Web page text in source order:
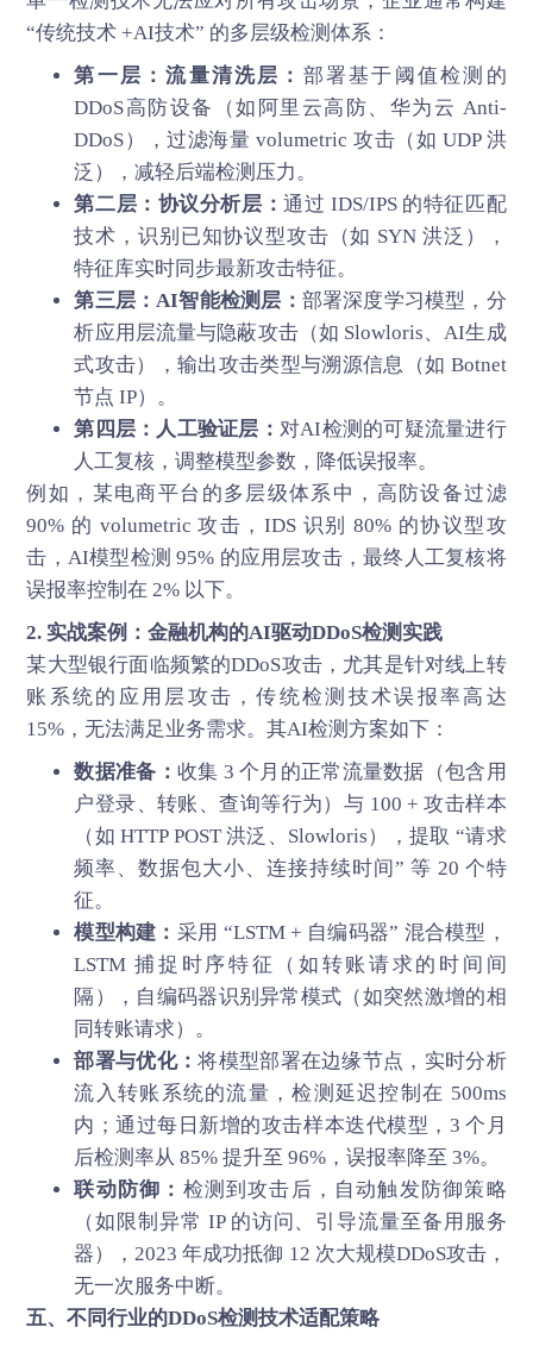
“传统技术 +AI技术” 的多层级检测体系：
第一层：流量清洗层： 部署基于阈值检测的
DDoS高防设备（如阿里云高防、华为云 Anti-
DDoS），过滤海量 volumetric 攻击（如 UDP 洪
泛），减轻后端检测压力。
第二层：协议分析层：通过 IDS/IPS 的特征匹配
技术，识别已知协议型攻击（如 SYN 洪泛），
特征库实时同步最新攻击特征。
第三层：AI智能检测层： 部署深度学习模型，分
析应用层流量与隐蔽攻击（如 Slowloris、AI生成
式攻击），输出攻击类型与溯源信息（如 Botnet
节点 IP）。
第四层：人工验证层： 对AI检测的可疑流量进行
人工复核，调整模型参数，降低误报率。
例如，某电商平台的多层级体系中，高防设备过滤
90% 的 volumetric 攻击，IDS 识别 80% 的协议型攻
击，AI模型检测 95% 的应用层攻击，最终人工复核将
误报率控制在 2% 以下。
2. 实战案例：金融机构的AI驱动DDoS检测实践
某大型银行面临频繁的DDoS攻击 ，尤其是针对线上转
账系统的应用层攻击，传统检测技术误报率高达
15%，无法满足业务需求。其AI检测方案如下：
数据准备： 收集 3 个月的正常流量数据（包含用
户登录、转账、查询等行为）与 100 + 攻击样本
（如 HTTP POST 洪泛、Slowloris），提取 “请求
频率、数据包大小、连接持续时间” 等 20 个特
征。
模型构建： 采用 “LSTM + 自编码器” 混合模型，
LSTM 捕捉时序特征（如转账请求的时间间
隔），自编码器识别异常模式（如突然激增的相
同转账请求）。
部署与优化：将模型部署在边缘节点，实时分析
流入转账系统的流量，检测延迟控制在 500ms
内；通过每日新增的攻击样本迭代模型，3 个月
后检测率从 85% 提升至 96%，误报率降至 3%。
联动防御： 检测到攻击后，自动触发防御策略
（如限制异常 IP 的访问、引导流量至备用服务
器），2023 年成功抵御 12 次大规模DDoS攻击，
无一次服务中断。
五、不同行业的DDoS检测技术适配策略